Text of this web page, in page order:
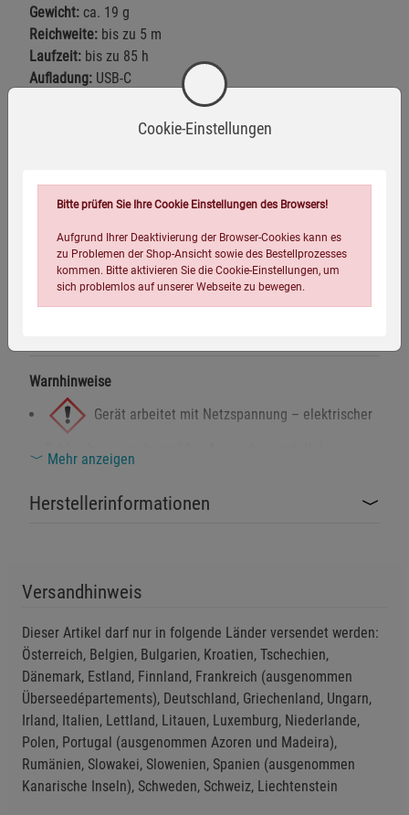
Gewicht: ca. 19 g
Reichweite: bis zu 5 m
Laufzeit: bis zu 85 h
Aufladung: USB-C
C-Ladekabel, 1 hochwertige Geschenkverpackung mit
Fragen zum Produkt
Warnhinweise
Gerät arbeitet mit Netzspannung – elektrischer
Nicht für Kinder geeignet – Stromversorgung
Ionen-Akku (nur TO GO-Version) – nicht ins Feuer werfen
oder erhitzen.
Gerät niemals öffnen, verändern oder
eigenständig reparieren – Lebensgefahr durch
Stromschlag oder Kurzschluss.
Nur mit vom Hersteller empfohlenem Ladegerät
aufladen (nur TO GO-Version) – Brand- und
Mehr anzeigen
Herstellerinformationen
Versandhinweis
Dieser Artikel darf nur in folgende Länder versendet werden:
Österreich, Belgien, Bulgarien, Kroatien, Tschechien,
Dänemark, Estland, Finnland, Frankreich (ausgenommen
Überseedépartements), Deutschland, Griechenland, Ungarn,
Irland, Italien, Lettland, Litauen, Luxemburg, Niederlande,
Polen, Portugal (ausgenommen Azoren und Madeira),
Rumänien, Slowakei, Slowenien, Spanien (ausgenommen
Kanarische Inseln), Schweden, Schweiz, Liechtenstein
Cookie-Einstellungen
Bitte prüfen Sie Ihre Cookie Einstellungen des Browsers!
Aufgrund Ihrer Deaktivierung der Browser-Cookies kann es
zu Problemen der Shop-Ansicht sowie des Bestellprozesses
kommen. Bitte aktivieren Sie die Cookie-Einstellungen, um
sich problemlos auf unserer Webseite zu bewegen.
Zurück Einstellungen speichern für die Gruppe
Einwilligung nicht erteilen
Beschreibung Notwendige Cookies
Statistik Cookies (1)
Beschreibung Statistik Cookies
Cookie-Informationenanzeigen
Marketing Cookies (3) Marketing Cookies